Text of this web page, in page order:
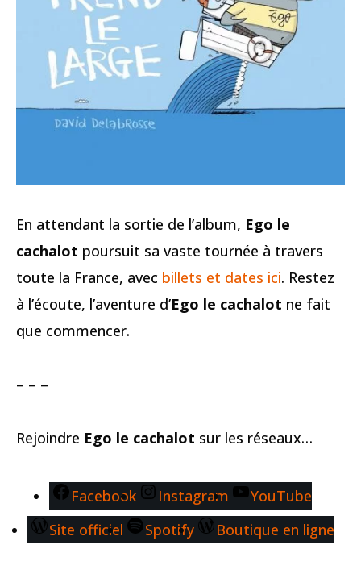
En attendant la sortie de l’album, Ego le
cachalot poursuit sa vaste tournée à travers
toute la France, avec billets et dates ici. Restez
à l’écoute, l’aventure d’Ego le cachalot ne fait
que commencer.
– – –
Rejoindre Ego le cachalot sur les réseaux…
Facebook Instagram
YouTube
Site officiel
Spotify Boutique en ligne